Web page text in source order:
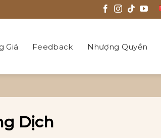
Giá Feedback Nhượng Quyền
Dịch